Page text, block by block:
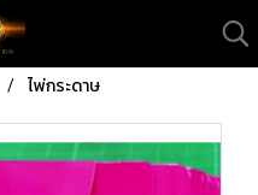
ไพ่กระดาษ